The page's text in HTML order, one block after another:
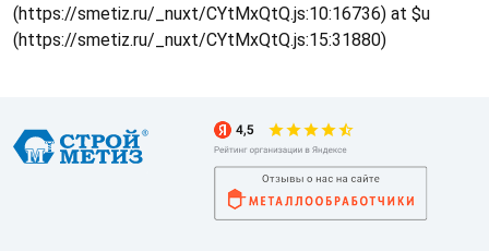
(https://smetiz.ru/_nuxt/CYtMxQtQ.js:10:16736) at $u
(https://smetiz.ru/_nuxt/CYtMxQtQ.js:15:31880)